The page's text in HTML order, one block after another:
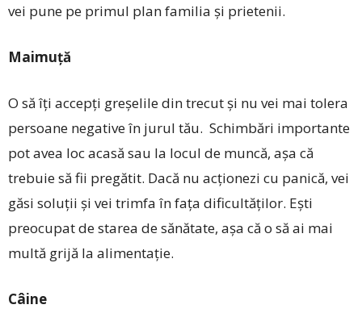
vei pune pe primul plan familia și prietenii.
Maimuţă
O să îți accepți greșelile din trecut și nu vei mai tolera
persoane negative în jurul tău. Schimbări importante
pot avea loc acasă sau la locul de muncă, așa că
trebuie să fii pregătit. Dacă nu acţionezi cu panică, vei
găsi soluţii și vei trimfa în faţa dificultăţilor. Ești
preocupat de starea de sănătate, așa că o să ai mai
multă grijă la alimentație.
Câine